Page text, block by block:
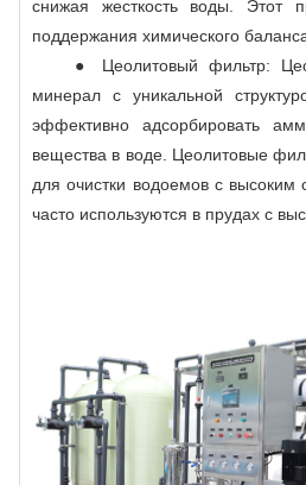
снижая жесткость воды. Этот
поддержания химического
● Цеолитовый фильтр:
минерал с уникальной
эффективно адсорбировать
вещества в воде. Цеолитовые
для очистки водоемов с
часто используются в прудах с